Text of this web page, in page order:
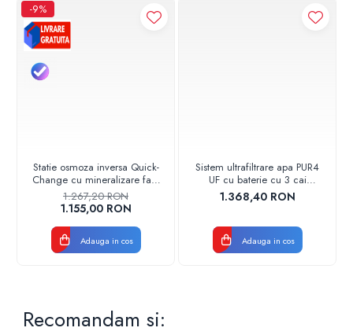
-9%
Statie osmoza inversa Quick-
Change cu mineralizare fara
pompa AQUA05432411100
Aquapur Valhoh Valrom
1.267,20 RON
1.155,00 RON
Adauga in cos
Sistem ultrafiltrare apa PUR4
UF cu baterie cu 3 cai
Aquapur Valhoh Valrom
AQUA04420411121
1.368,40 RON
Adauga in cos
Recomandam si: